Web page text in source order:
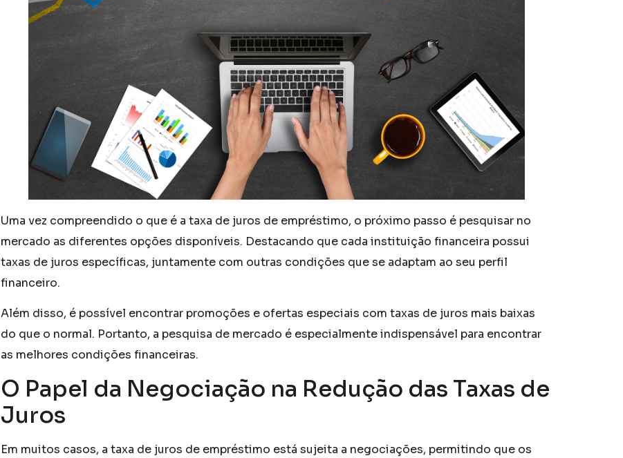
Uma vez compreendido o que é a taxa de juros de empréstimo, o próximo passo é pesquisar no
mercado as diferentes opções disponíveis. Destacando que cada instituição financeira possui
taxas de juros específicas, juntamente com outras condições que se adaptam ao seu perfil
financeiro.
Além disso, é possível encontrar promoções e ofertas especiais com taxas de juros mais baixas
do que o normal. Portanto, a pesquisa de mercado é especialmente indispensável para encontrar
as melhores condições financeiras.
O Papel da Negociação na Redução das Taxas de
Juros
Em muitos casos, a taxa de juros de empréstimo está sujeita a negociações, permitindo que os